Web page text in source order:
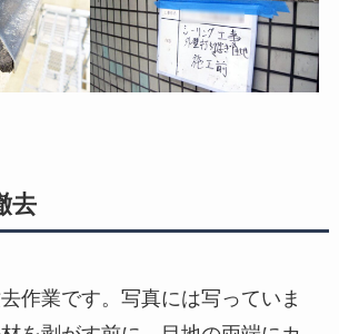
去
作業です。写真には写っていま